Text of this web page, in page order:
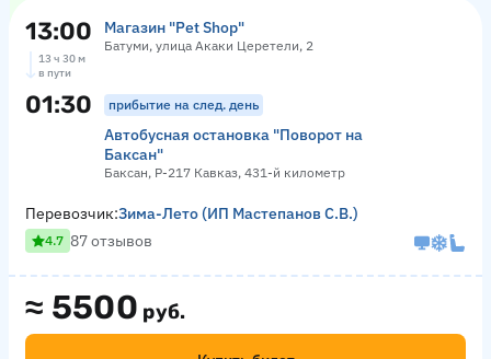
13:00 Магазин "Pet Shop"
Батуми, улица Акаки Церетели, 2
13 ч 30 м
в пути
01:30 прибытие на след. день
Автобусная остановка "Поворот на
Баксан"
Баксан, Р-217 Кавказ, 431-й километр
≈ 5500 руб.
Перевозчик:Зима-Лето (ИП Мастепанов С.В.)
4.7 87 отзывов